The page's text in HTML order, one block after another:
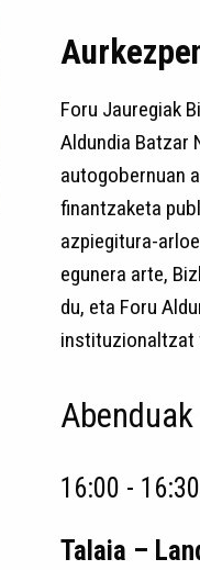
Foru Jauregiak
Aldundia Batzar
autogobernuan
finantzaketa
azpiegitura-
egunera arte,
du, eta Foru
instituzionaltzat
Abenduak
16:00 - 16:30
Talaia –